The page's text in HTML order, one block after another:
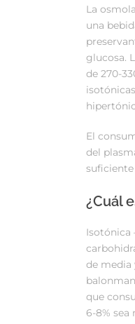
La
una
glucosa.
de 270-
El
del
¿Cuál
Isotónica
de media
que
6-8%